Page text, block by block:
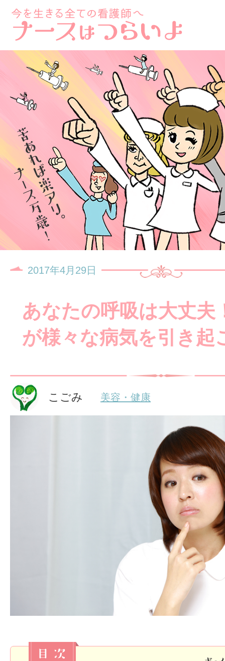
あなたの呼吸は大丈夫
が様々な病気を引き起
2017年4月29日
こごみ 美容・健康